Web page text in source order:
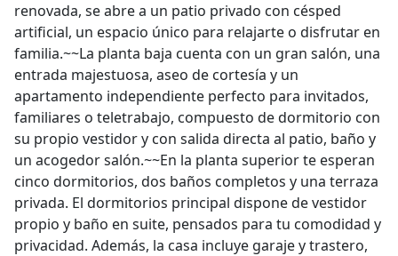
renovada, se abre a un patio privado con césped
artificial, un espacio único para relajarte o disfrutar en
familia.~~La planta baja cuenta con un gran salón, una
entrada majestuosa, aseo de cortesía y un
apartamento independiente perfecto para invitados,
familiares o teletrabajo, compuesto de dormitorio con
su propio vestidor y con salida directa al patio, baño y
un acogedor salón.~~En la planta superior te esperan
cinco dormitorios, dos baños completos y una terraza
privada. El dormitorios principal dispone de vestidor
propio y baño en suite, pensados para tu comodidad y
privacidad. Además, la casa incluye garaje y trastero,